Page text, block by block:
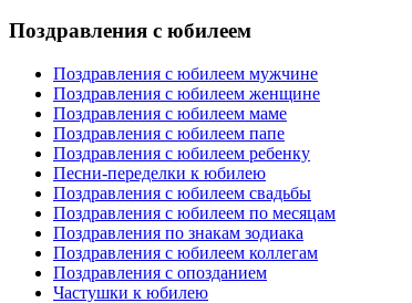
Поздравления с юбилеем
Поздравления с юбилеем мужчине
Поздравления с юбилеем женщине
Поздравления с юбилеем маме
Поздравления с юбилеем папе
Поздравления с юбилеем ребенку
Песни-переделки к юбилею
Поздравления с юбилеем свадьбы
Поздравления с юбилеем по месяцам
Поздравления по знакам зодиака
Поздравления с юбилеем коллегам
Поздравления с опозданием
Частушки к юбилею